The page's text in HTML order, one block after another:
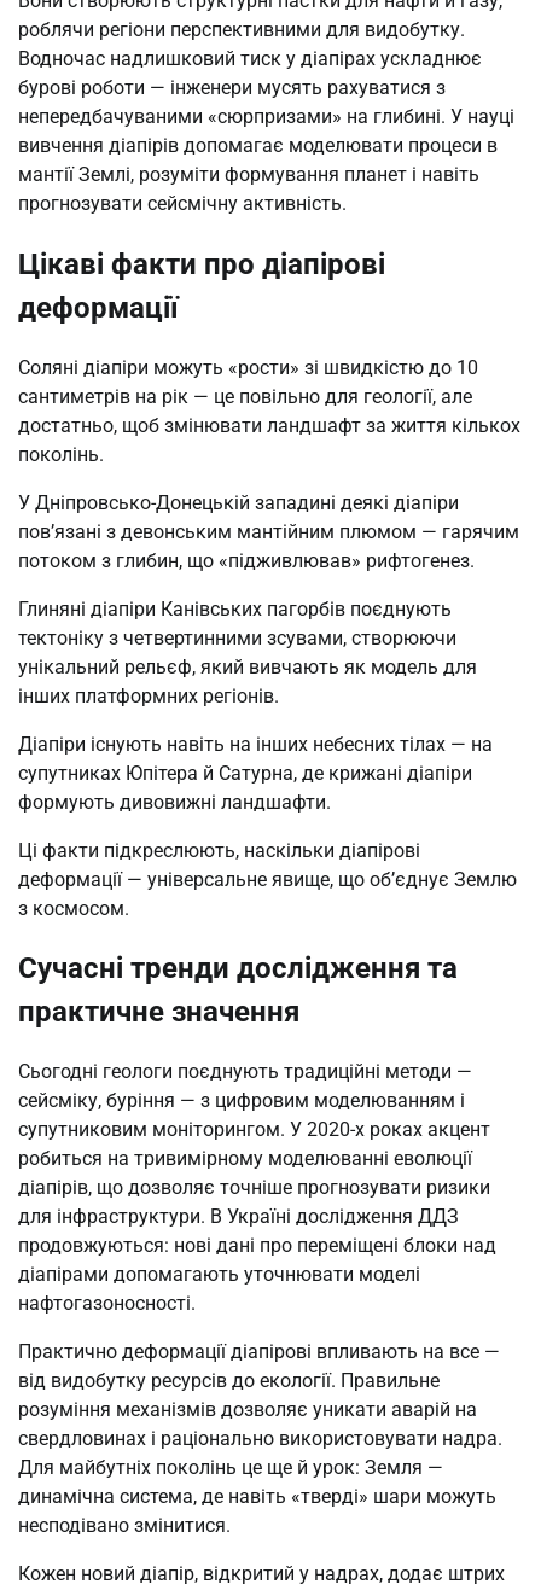
роблячи регіони перспективними для видобутку.
Водночас надлишковий тиск у діапірах ускладнює
бурові роботи — інженери мусять рахуватися з
непередбачуваними «сюрпризами» на глибині. У науці
вивчення діапірів допомагає моделювати процеси в
мантії Землі, розуміти формування планет і навіть
прогнозувати сейсмічну активність.
Цікаві факти про діапірові
деформації
Соляні діапіри можуть «рости» зі швидкістю до 10
сантиметрів на рік — це повільно для геології, але
достатньо, щоб змінювати ландшафт за життя кількох
поколінь.
У Дніпровсько-Донецькій западині деякі діапіри
пов’язані з девонським мантійним плюмом — гарячим
потоком з глибин, що «підживлював» рифтогенез.
Глиняні діапіри Канівських пагорбів поєднують
тектоніку з четвертинними зсувами, створюючи
унікальний рельєф, який вивчають як модель для
інших платформних регіонів.
Діапіри існують навіть на інших небесних тілах — на
супутниках Юпітера й Сатурна, де крижані діапіри
формують дивовижні ландшафти.
Ці факти підкреслюють, наскільки діапірові
деформації — універсальне явище, що об’єднує Землю
з космосом.
Сучасні тренди дослідження та
практичне значення
Сьогодні геологи поєднують традиційні методи —
сейсміку, буріння — з цифровим моделюванням і
супутниковим моніторингом. У 2020-х роках акцент
робиться на тривимірному моделюванні еволюції
діапірів, що дозволяє точніше прогнозувати ризики
для інфраструктури. В Україні дослідження ДДЗ
продовжуються: нові дані про переміщені блоки над
діапірами допомагають уточнювати моделі
нафтогазоносності.
Практично деформації діапірові впливають на все —
від видобутку ресурсів до екології. Правильне
розуміння механізмів дозволяє уникати аварій на
свердловинах і раціонально використовувати надра.
Для майбутніх поколінь це ще й урок: Земля —
динамічна система, де навіть «тверді» шари можуть
несподівано змінитися.
Кожен новий діапір, відкритий у надрах, додає штрих